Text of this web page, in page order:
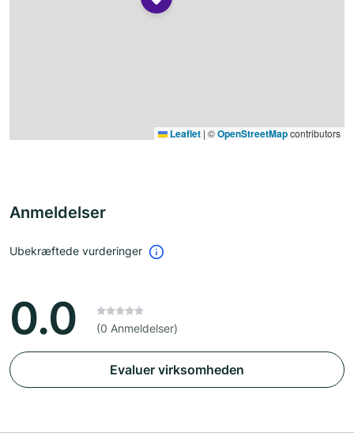
Leaflet | ©OpenStreetMapcontributors
Anmeldelser
Ubekræftede vurderinger
0.0 (0 Anmeldelser)
Evaluer virksomheden